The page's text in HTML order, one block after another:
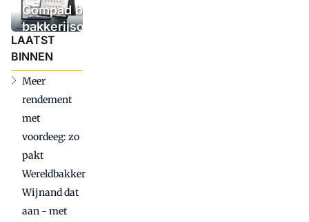
bakkerij
voor
Brood
Atelier
bij
Compad breidt
bakkerijsoftware
uit met nieuw
kassasysteem:
16 kassa's
geplaatst
LAATST
BINNEN
Meer
rendement
met
voordeeg: zo
pakt
Wereldbakker
Wijnand dat
aan - met